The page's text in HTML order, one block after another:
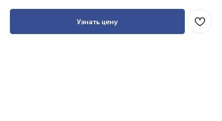
Узнать цену